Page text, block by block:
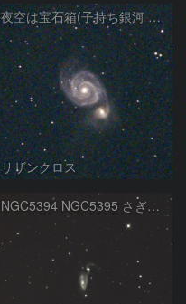
夜空は宝石箱(子持ち銀河 M51) Seestar50
サザンクロス
NGC5394 NGC5395 さぎ銀河 りょうけん座